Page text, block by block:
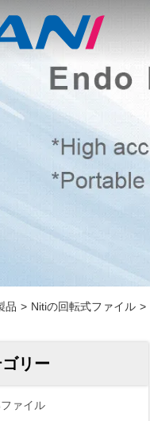
品 > Nitiの回転式ファイル >
リー
ァイル